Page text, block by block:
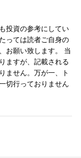
投資の参考にしてい
っては読者ご自身の
お願い致します。 当
ますが、記載される
ません。万が一、ト
切行っておりません